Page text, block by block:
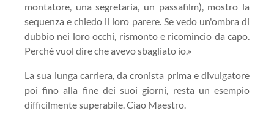
montatore, una segretaria, un passafilm), mostro la
sequenza e chiedo il loro parere. Se vedo un'ombra di
dubbio nei loro occhi, rismonto e ricomincio da capo.
Perché vuol dire che avevo sbagliato io.»
La sua lunga carriera, da cronista prima e divulgatore
poi fino alla fine dei suoi giorni, resta un esempio
difficilmente superabile. Ciao Maestro.